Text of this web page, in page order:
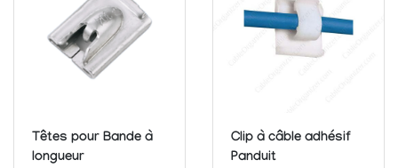
l'excès de longueur.
Têtes pour Bande à
longueur
Clip à câble adhésif
Panduit